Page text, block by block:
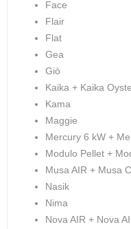
Face
Flair
Flat
Gea
Giò
Kaika + Kaika
Kama
Maggie
Mercury 6 kW +
Modulo Pellet +
Musa AIR + Musa
Nasik
Nima
Nova AIR + Nova